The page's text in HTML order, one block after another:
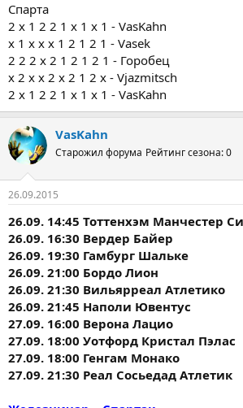
Спарта
2 х 1 2 2 1 х 1 х 1 - VasKahn
х 1 х х х 1 2 1 2 1 - Vasek
2 2 2 х 2 1 2 1 2 1 - Горобец
х 2 х х 2 х 2 1 2 х - Vjazmitsch
2 х 1 2 2 1 х 1 х 1 - VasKahn
VasKahn
Старожил форума Рейтинг сезона: 0
26.09.2015
26.09. 14:45 Тоттенхэм Манчестер
26.09. 16:30 Вердер Байер
26.09. 19:30 Гамбург Шальке
26.09. 21:00 Бордо Лион
26.09. 21:30 Вильярреал Атлетико
26.09. 21:45 Наполи Ювентус
27.09. 16:00 Верона Лацио
27.09. 18:00 Уотфорд Кристал Пэлас
27.09. 18:00 Генгам Монако
27.09. 21:30 Реал Сосьедад Атлетик